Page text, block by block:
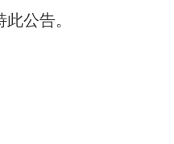
此公告。